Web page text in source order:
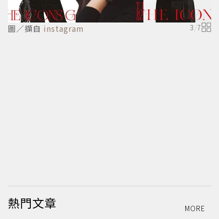
圖／擷自 instagram 3 /7
熱門文章 MORE